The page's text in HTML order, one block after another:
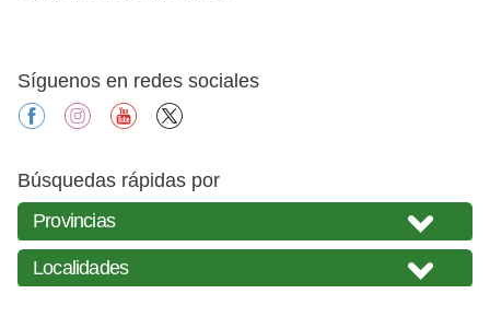
Síguenos en redes sociales
facebookinstagramyoutube
Búsquedas rápidas por